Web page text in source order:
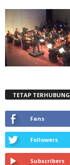
TETAP TERHUBUNG
Fans
Followers
Subscribers